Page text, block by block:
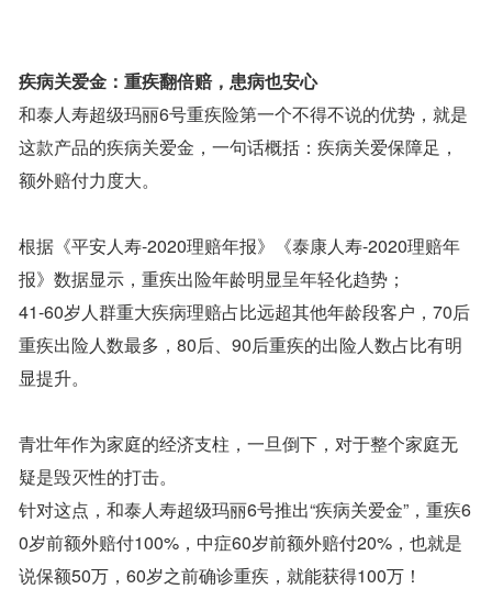
疾病关爱金：重疾翻倍赔，患病也安心
和泰人寿超级玛丽6号重疾险第一个不得不说的优势，就是
这款产品的疾病关爱金，一句话概括：疾病关爱保障足，
额外赔付力度大。
根据《平安人寿-2020理赔年报》《泰康人寿-2020理赔年
报》数据显示，重疾出险年龄明显呈年轻化趋势；
41-60岁人群重大疾病理赔占比远超其他年龄段客户，70后
重疾出险人数最多，80后、90后重疾的出险人数占比有明
显提升。
青壮年作为家庭的经济支柱，一旦倒下，对于整个家庭无
疑是毁灭性的打击。
针对这点，和泰人寿超级玛丽6号推出“疾病关爱金”，重疾6
0岁前额外赔付100%，中症60岁前额外赔付20%，也就是
说保额50万，60岁之前确诊重疾，就能获得100万！